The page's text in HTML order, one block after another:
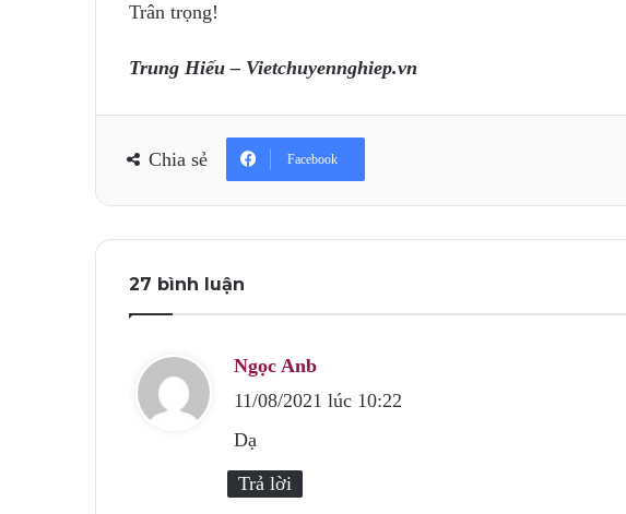
Trân trọng!
Trung Hiếu – Vietchuyennghiep.vn
Chia sẻ Facebook
27 bình luận
Ngọc Anb
i
11/08/2021 lúc 10:22
Dạ
Trả lời